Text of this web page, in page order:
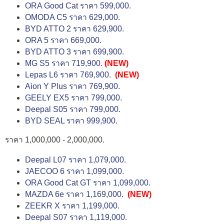
ORA Good Cat ราคา 599,000.
OMODA C5 ราคา 629,000.
BYD ATTO 2 ราคา 629,900.
ORA 5 ราคา 669,000.
BYD ATTO 3 ราคา 699,900.
MG S5 ราคา 719,900. (NEW)
Lepas L6 ราคา 769,900. (NEW)
Aion Y Plus ราคา 769,900.
GEELY EX5 ราคา 799,000.
Deepal S05 ราคา 799,000.
BYD SEAL ราคา 999,900.
ราคา 1,000,000 - 2,000,000.
Deepal L07 ราคา 1,079,000.
JAECOO 6 ราคา 1,099,000.
ORA Good Cat GT ราคา 1,099,000.
MAZDA 6e ราคา 1,169,000. (NEW)
ZEEKR X ราคา 1,199,000.
Deepal S07 ราคา 1,119,000.